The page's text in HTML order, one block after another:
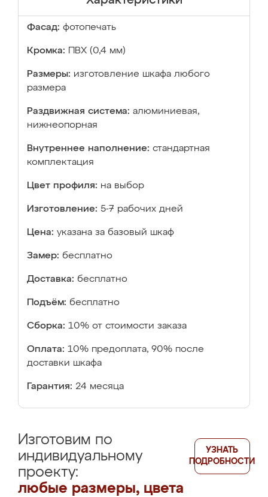
Фасад: фотопечать
Кромка: ПВХ (0,4 мм)
Размеры: изготовление шкафа любого
размера
Раздвижная система: алюминиевая,
нижнеопорная
Внутреннее наполнение: стандартная
комплектация
Цвет профиля: на выбор
Изготовление: 5-7 рабочих дней
Цена: указана за базовый шкаф
Замер: бесплатно
Доставка: бесплатно
Подъём: бесплатно
Сборка: 10% от стоимости заказа
Оплата: 10% предоплата, 90% после
доставки шкафа
Гарантия: 24 месяца
Изготовим по
индивидуальному
проекту:
любые размеры, цвета
УЗНАТЬ
ПОДРОБНОСТИ